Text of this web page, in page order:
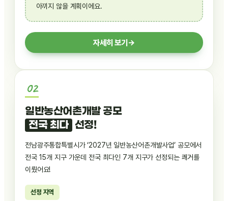
아끼지 않을 계획이에요.
자세히 보기→
일반농산어촌개발 공모
전국 최다 선정!
전남광주통합특별시가 ‘2027년 일반농산어촌개발사업’ 공모에서
전국 15개 지구 가운데 전국 최다인 7개 지구가 선정되는 쾌거를
이뤘어요!
선정 지역